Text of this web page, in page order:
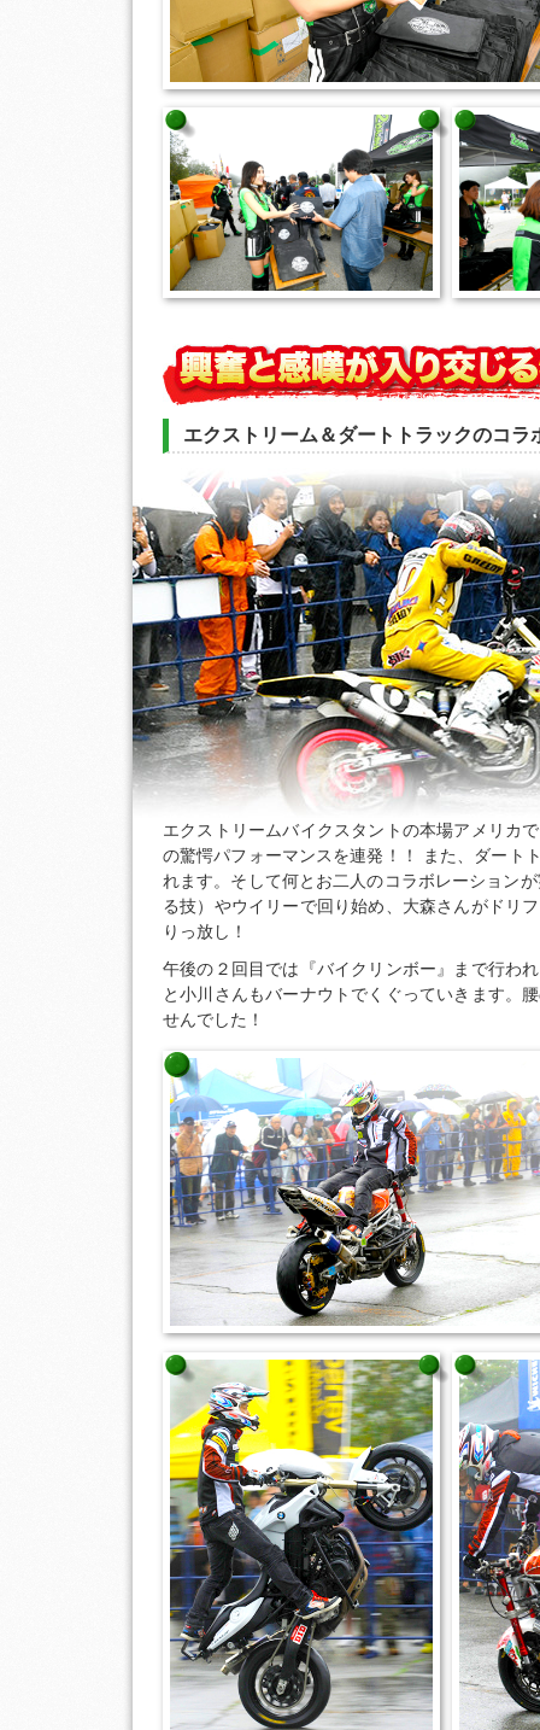
エクストリーム＆ダートトラックのコラ
エクストリームバイクスタントの本場アメリカ
の驚愕パフォーマンスを連発！！ また、ダート
れます。そして何とお二人のコラボレーション
る技）やウイリーで回り始め、大森さんがドリ
りっ放し！
午後の２回目では『バイクリンボー』まで行わ
と小川さんもバーナウトでくぐっていきます。
せんでした！